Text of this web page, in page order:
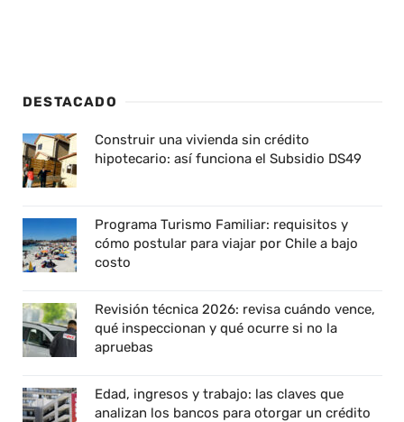
DESTACADO
Construir una vivienda sin crédito
hipotecario: así funciona el Subsidio DS49
Programa Turismo Familiar: requisitos y
cómo postular para viajar por Chile a bajo
costo
Revisión técnica 2026: revisa cuándo vence,
qué inspeccionan y qué ocurre si no la
apruebas
Edad, ingresos y trabajo: las claves que
analizan los bancos para otorgar un crédito